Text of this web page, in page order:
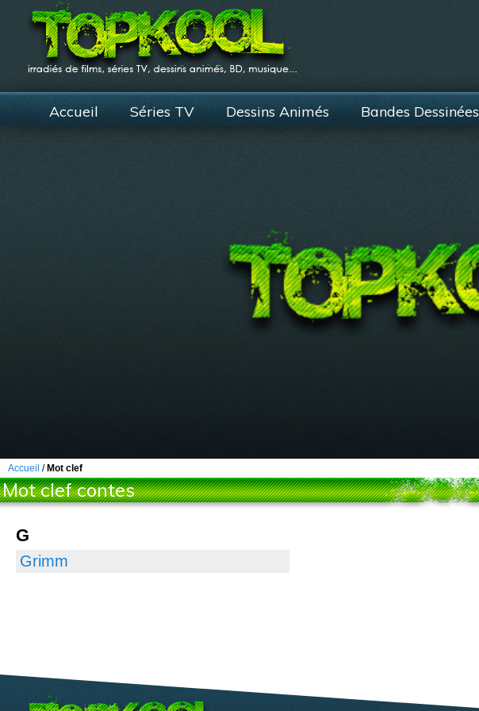
Accueil Séries TV Dessins Animés Bandes Dessinées
Accueil / Mot clef
Mot clef contes
G
Grimm